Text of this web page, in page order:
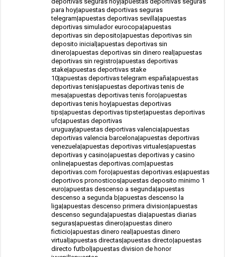
para hoy|apuestas deportivas seguras
telegram|apuestas deportivas sevilla|apuestas
deportivas simulador eurocopa|apuestas
deportivas sin deposito|apuestas deportivas sin
deposito inicial|apuestas deportivas sin
dinero|apuestas deportivas sin dinero real|apuestas
deportivas sin registro|apuestas deportivas
stake|apuestas deportivas stake
10|apuestas deportivas telegram españa|apuestas
deportivas tenis|apuestas deportivas tenis de
mesa|apuestas deportivas tenis foro|apuestas
deportivas tenis hoy|apuestas deportivas
tips|apuestas deportivas tipster|apuestas deportivas
ufc|apuestas deportivas
uruguay|apuestas deportivas valencia|apuestas
deportivas valencia barcelona|apuestas deportivas
venezuela|apuestas deportivas virtuales|apuestas
deportivas y casino|apuestas deportivas y casino
online|apuestas deportivas.com|apuestas
deportivas.com foro|apuestas deportivas.es|apuestas
deportivos pronosticos|apuestas deposito minimo 1
euro|apuestas descenso a segunda|apuestas
descenso a segunda b|apuestas descenso la
liga|apuestas descenso primera division|apuestas
descenso segunda|apuestas dia|apuestas diarias
seguras|apuestas dinero|apuestas dinero
ficticio|apuestas dinero real|apuestas dinero
virtual|apuestas directas|apuestas directo|apuestas
directo futbol|apuestas division de honor